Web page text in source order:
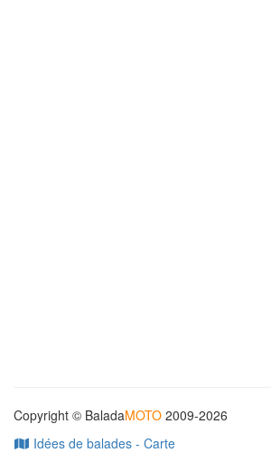
Copyright © BaladaMOTO 2009-2026
Idées de balades - Carte